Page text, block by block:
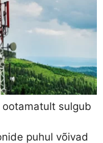
sulgub
puhul võivad